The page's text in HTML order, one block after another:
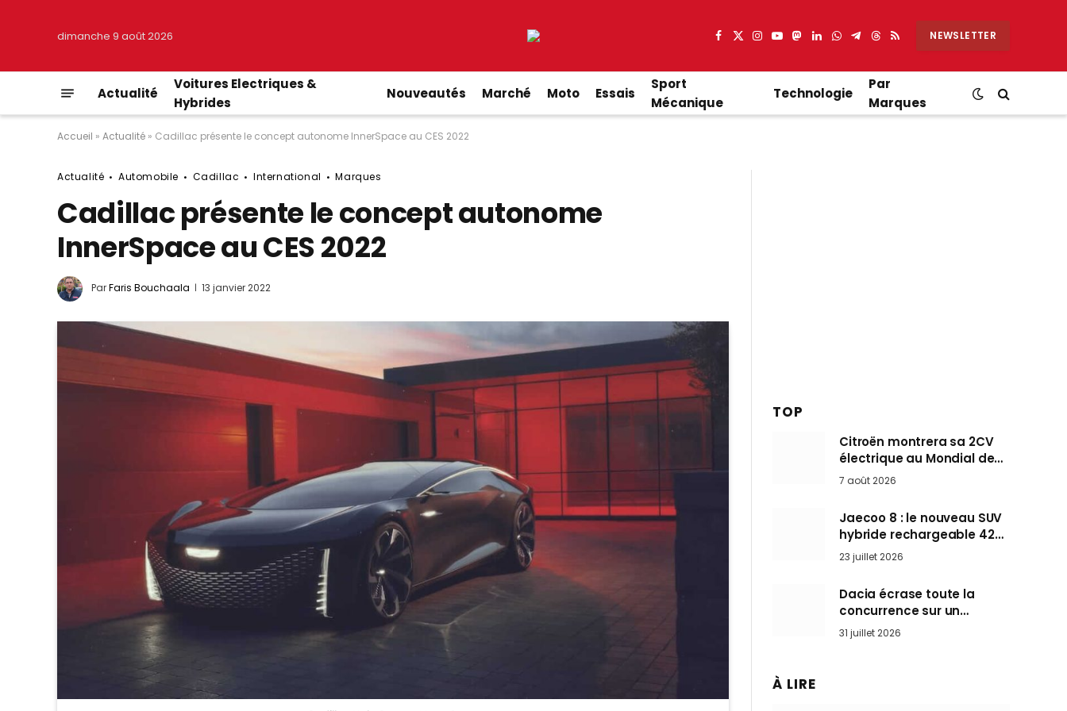
dimanche 9 août 2026 Facebook
X
Instagram
YouTube
Mastodon
LinkedIn
WhatsApp
Partager
Telegram
Threads
RSS NEWSLETTER
Actualité
Voitures Electriques &
Hybrides
Nouveautés Marché Moto Essais
Sport
Mécanique
Technologie
Par
Marques
Accueil » Actualité » Cadillac présente le concept autonome InnerSpace au CES 2022
Actualité Automobile Cadillac International Marques
Cadillac présente le concept autonome
InnerSpace au CES 2022
ParFaris Bouchaala 13 janvier 2022
TOP
Citroën montrera sa 2CV
électrique au Mondial de
Paris pendant que BMW et
7 août 2026
Jaecoo 8 : le nouveau SUV
hybride rechargeable 428
ch qui vise l’Audi Q7 arrive
en Europe cet automne
23 juillet 2026
Dacia écrase toute la
concurrence sur un
marché où personne ne
l’attendait
31 juillet 2026
À LIRE